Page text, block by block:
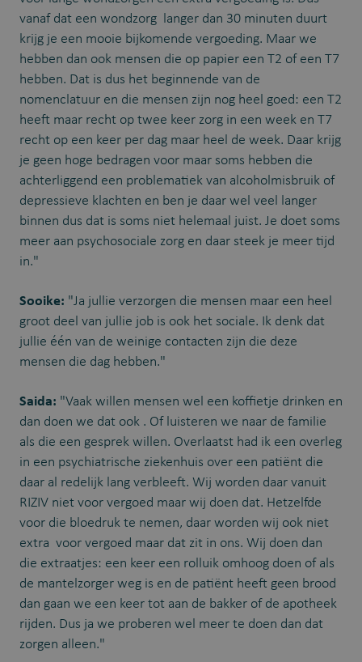
vanaf dat een wondzorg langer dan 30 minuten duurt
krijg je een mooie bijkomende vergoeding. Maar we
hebben dan ook mensen die op papier een T2 of een T7
hebben. Dat is dus het beginnende van de
nomenclatuur en die mensen zijn nog heel goed: een T2
heeft maar recht op twee keer zorg in een week en T7
recht op een keer per dag maar heel de week. Daar krijg
je geen hoge bedragen voor maar soms hebben die
achterliggend een problematiek van alcoholmisbruik of
depressieve klachten en ben je daar wel veel langer
binnen dus dat is soms niet helemaal juist. Je doet soms
meer aan psychosociale zorg en daar steek je meer tijd
in."
Sooike: "Ja jullie verzorgen die mensen maar een heel
groot deel van jullie job is ook het sociale. Ik denk dat
jullie één van de weinige contacten zijn die deze
mensen die dag hebben."
Saida: "Vaak willen mensen wel een koffietje drinken en
dan doen we dat ook . Of luisteren we naar de familie
als die een gesprek willen. Overlaatst had ik een overleg
in een psychiatrische ziekenhuis over een patiënt die
daar al redelijk lang verbleeft. Wij worden daar vanuit
RIZIV niet voor vergoed maar wij doen dat. Hetzelfde
voor die bloedruk te nemen, daar worden wij ook niet
extra voor vergoed maar dat zit in ons. Wij doen dan
die extraatjes: een keer een rolluik omhoog doen of als
de mantelzorger weg is en de patiënt heeft geen brood
dan gaan we een keer tot aan de bakker of de apotheek
rijden. Dus ja we proberen wel meer te doen dan dat
zorgen alleen."